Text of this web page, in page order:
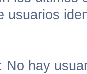
usuarios
No hay